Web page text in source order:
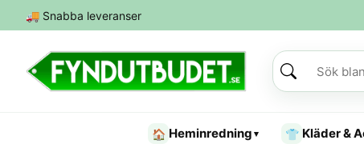
🚚 Snabba leveranser
🏠 Heminredning ▾ 👕 Kläder &